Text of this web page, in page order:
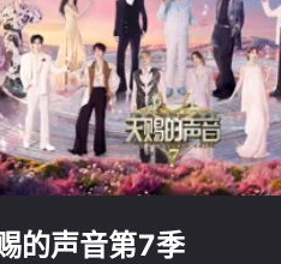
的声音第7季